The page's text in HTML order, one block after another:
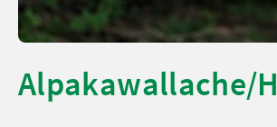
Alpakawallache/